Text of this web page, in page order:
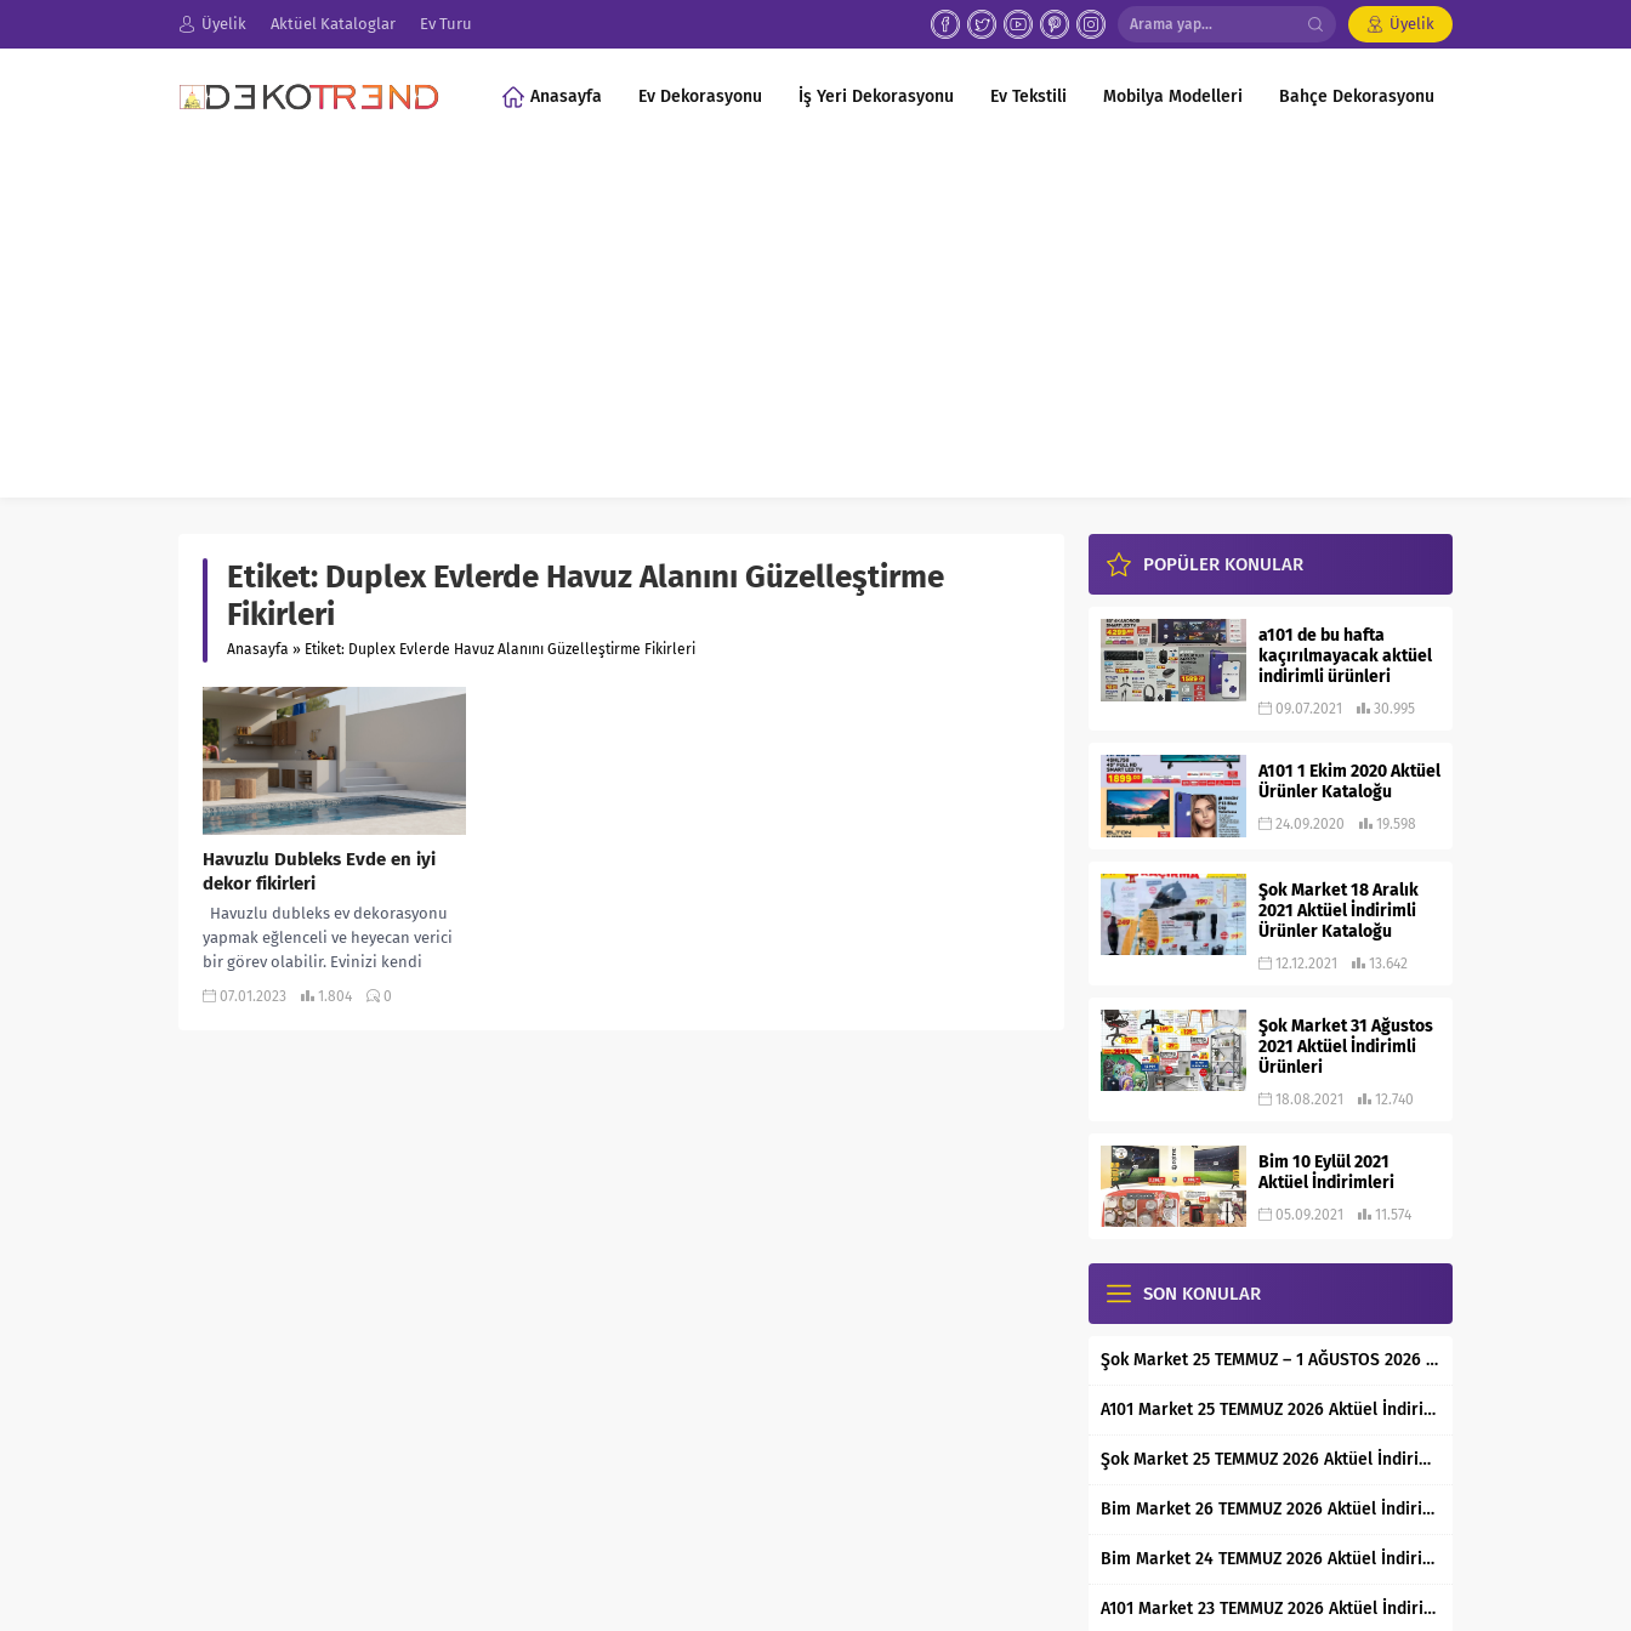
Üyelik Aktüel Kataloglar Ev Turu Üyelik
Anasayfa Ev Dekorasyonu İş Yeri Dekorasyonu Ev Tekstili Mobilya Modelleri Bahçe Dekorasyonu
Etiket: Duplex Evlerde Havuz Alanını Güzelleştirme
Fikirleri
Anasayfa » Etiket: Duplex Evlerde Havuz Alanını Güzelleştirme Fikirleri
Havuzlu Dubleks Evde en iyi
dekor fikirleri
Havuzlu dubleks ev dekorasyonu
yapmak eğlenceli ve heyecan verici
bir görev olabilir. Evinizi kendi
kişisel tarzınız ve zevkinizle
07.01.2023 1.804 0
POPÜLER KONULAR
a101 de bu hafta
kaçırılmayacak aktüel
indirimli ürünleri
09.07.2021 30.995
A101 1 Ekim 2020 Aktüel
Ürünler Kataloğu
24.09.2020 19.598
Şok Market 18 Aralık
2021 Aktüel İndirimli
Ürünler Kataloğu
12.12.2021 13.642
Şok Market 31 Ağustos
2021 Aktüel İndirimli
Ürünleri
18.08.2021 12.740
Bim 10 Eylül 2021
Aktüel İndirimleri
05.09.2021 11.574
SON KONULAR
Şok Market 25 TEMMUZ – 1 AĞUSTOS 2026 Aktüel İndirimli Ürünler Kataloğu
A101 Market 25 TEMMUZ 2026 Aktüel İndirimli Ürünler Kataloğu
Şok Market 25 TEMMUZ 2026 Aktüel İndirimli Ürünler Kataloğu
Bim Market 26 TEMMUZ 2026 Aktüel İndirimli Ürünler Kataloğu
Bim Market 24 TEMMUZ 2026 Aktüel İndirimli Ürünler Kataloğu
A101 Market 23 TEMMUZ 2026 Aktüel İndirimli Ürünler Kataloğu